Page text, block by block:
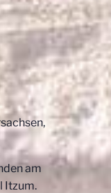
am
Itzum.